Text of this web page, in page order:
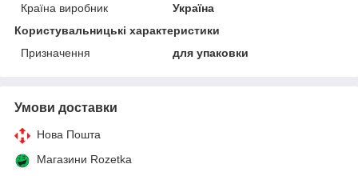
Країна виробник
Україна
Користувальницькі характеристики
Призначення
для упаковки
Умови доставки
Нова Пошта
Магазини Rozetka